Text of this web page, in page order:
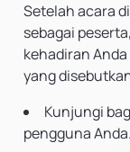
Setelah acara
sebagai
kehadiran
yang
Kunjungi
pengguna Anda.